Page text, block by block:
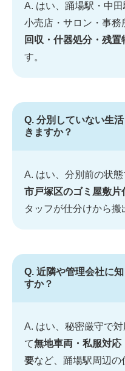
A. はい、踊場駅・中
小売店・サロン・事務
回収・什器処分・残置
す。
Q. 分別していない生
きますか？
A. はい、分別前の状態
市戸塚区のゴミ屋敷片
タッフが仕分けから搬
Q. 近隣や管理会社に
すか？
A. はい、秘密厳守で
て無地車両・私服対応
要など、踊場駅周辺